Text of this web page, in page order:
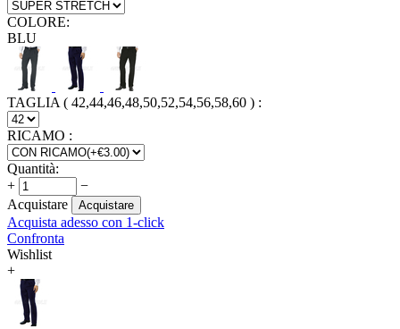
COLORE:
BLU
TAGLIA ( 42,44,46,48,50,52,54,56,58,60 ) :
RICAMO :
Quantità:
+
−
Acquistare
Acquistare
Acquista adesso con 1-click
Confronta
Wishlist
+